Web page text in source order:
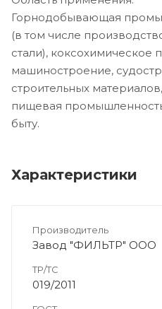
Горнодобывающая
(в том числе
стали), коксохимическое
машиностроение,
строительных
пищевая
быту.
Характеристики
Производитель
Завод "ФИЛЬТР" ООО
ТР/ТС
019/2011